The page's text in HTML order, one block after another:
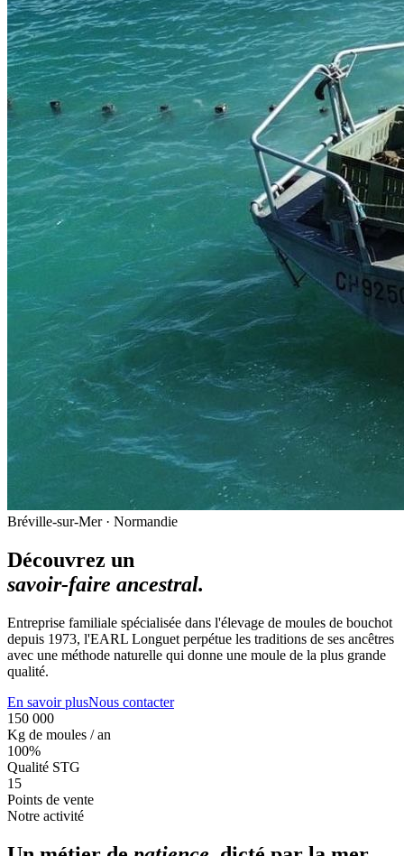
Bréville-sur-Mer · Normandie
Découvrez un
savoir-faire ancestral.
Entreprise familiale spécialisée dans l'élevage de moules de bouchot
depuis 1973, l'EARL Longuet perpétue les traditions de ses ancêtres
avec une méthode naturelle qui donne une moule de la plus grande
qualité.
En savoir plusNous contacter
150 000
Kg de moules / an
100%
Qualité STG
15
Points de vente
Notre activité